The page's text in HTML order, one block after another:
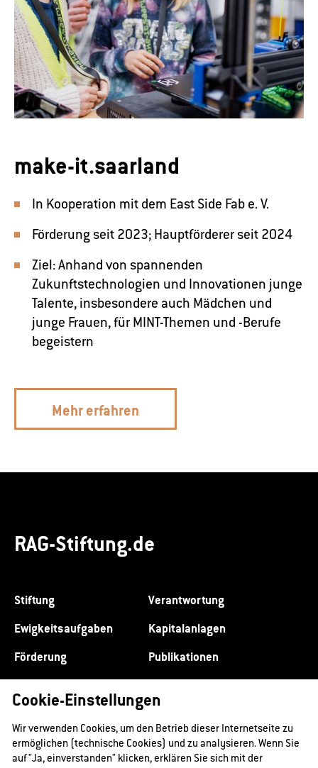
make-it.saarland
In Kooperation mit dem East Side Fab e. V.
Förderung seit 2023; Hauptförderer seit 2024
Ziel: Anhand von spannenden
Zukunftstechnologien und Innovationen junge
Talente, insbesondere auch Mädchen und
junge Frauen, für MINT-Themen und -Berufe
begeistern
Mehr erfahren
RAG-Stiftung.de
Stiftung
Verantwortung
Ewigkeitsaufgaben
Kapitalanlagen
Förderung
Publikationen
Datenschutz
Impressum
Cookie-Einstellungen
Wir verwenden Cookies, um den Betrieb dieser Internetseite zu
ermöglichen (technische Cookies) und zu analysieren. Wenn Sie
auf "Ja, einverstanden" klicken, erklären Sie sich mit der